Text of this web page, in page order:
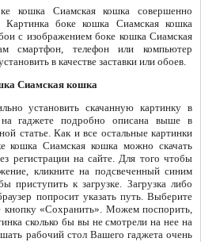
кошка Сиамская кошка совершенно
Картинка боке кошка Сиамская кошка
с изображением боке кошка Сиамская
смартфон, телефон или компьютер
в качестве заставки или обоев.
Сиамская кошка
установить скачанную картинку в
на гаджете подробно описана выше в
статье. Как и все остальные картинки
кошка Сиамская кошка можно скачать
регистрации на сайте. Для того чтобы
кликните на подсвеченный синим
приступить к загрузке. Загрузка либо
попросит указать путь. Выберите
кнопку «Сохранить». Можем поспорить,
сколько бы вы не смотрели на нее на
рабочий стол Вашего гаджета очень